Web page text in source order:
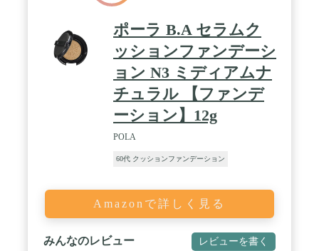
ポーラ B.A セラムク
ッションファンデーシ
ョン N3 ミディアムナ
チュラル 【ファンデ
ーション】12g
POLA
60代 クッションファンデーション
Amazonで詳しく見る
みんなのレビュー レビューを書く